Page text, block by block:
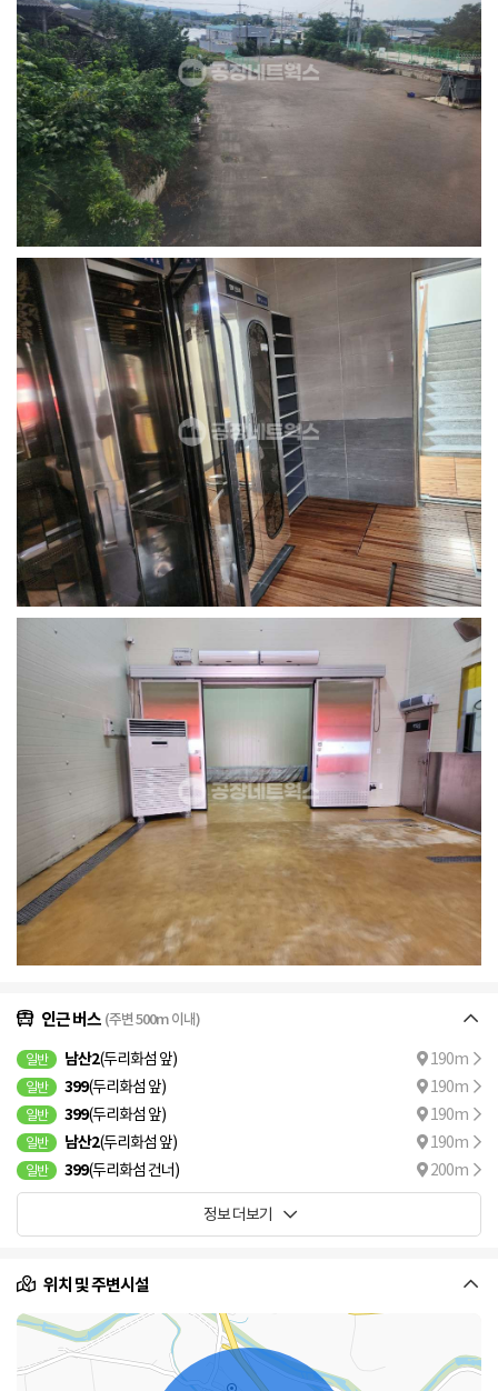
인근 버스 (주변 500m 이내)
일반 남산2(두리화섬 앞) 190m
일반 399(두리화섬 앞) 190m
일반 399(두리화섬 앞) 190m
일반 남산2(두리화섬 앞) 190m
일반 399(두리화섬 건너) 200m
정보 더보기
위치 및 주변시설